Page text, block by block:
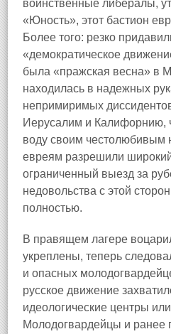
воинственные либералы,
«Юность», этот бастион
Более того: резко
«демократическое
была «пражская весна» в
находилась в надежных
непримиримых
Иерусалим и Калифорнию,
воду своим честолюбивым
евреям разрешили
ограниченный выезд за
недовольства с этой
полностью.
В правящем лагере
укреплены, теперь
и опасных
русское движение
идеологические центры
Молодогвардейцы и ранее